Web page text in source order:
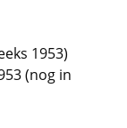
1953)
(nog in